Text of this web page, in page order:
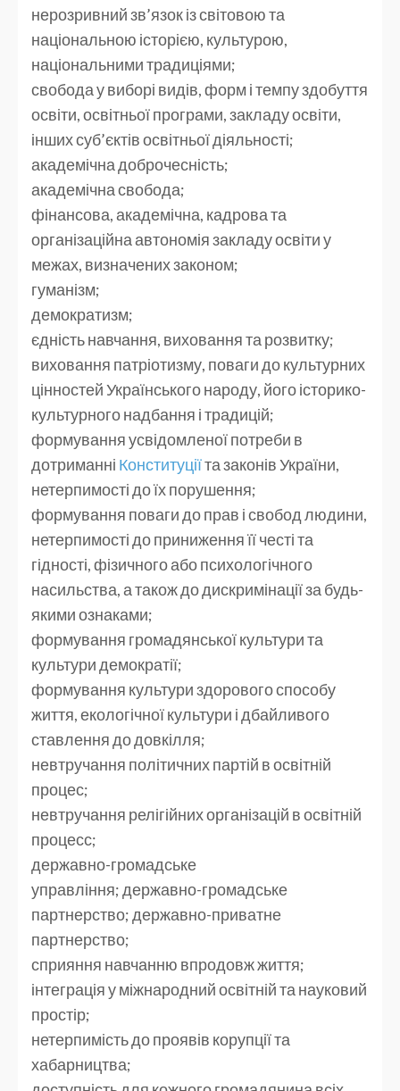
нерозривний зв’язок із світовою та
національною історією, культурою,
національними традиціями;
свобода у виборі видів, форм і темпу здобуття
освіти, освітньої програми, закладу освіти,
інших суб’єктів освітньої діяльності;
академічна доброчесність;
академічна свобода;
фінансова, академічна, кадрова та
організаційна автономія закладу освіти у
межах, визначених законом;
гуманізм;
демократизм;
єдність навчання, виховання та розвитку;
виховання патріотизму, поваги до культурних
цінностей Українського народу, його історико-
культурного надбання і традицій;
формування усвідомленої потреби в
дотриманні Конституціїта законів України,
нетерпимості до їх порушення;
формування поваги до прав і свобод людини,
нетерпимості до приниження її честі та
гідності, фізичного або психологічного
насильства, а також до дискримінації за будь-
якими ознаками;
формування громадянської культури та
культури демократії;
формування культури здорового способу
життя, екологічної культури і дбайливого
ставлення до довкілля;
невтручання політичних партій в освітній
процес;
невтручання релігійних організацій в освітній
процесс;
державно-громадське
управління; державно-громадське
партнерство; державно-приватне
партнерство;
сприяння навчанню впродовж життя;
інтеграція у міжнародний освітній та науковий
простір;
нетерпимість до проявів корупції та
хабарництва;